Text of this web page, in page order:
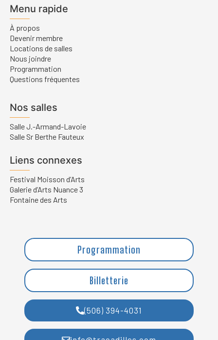
Menu rapide
À propos
Devenir membre
Locations de salles
Nous joindre
Programmation
Questions fréquentes
Nos salles
Salle J.-Armand-Lavoie
Salle Sr Berthe Fauteux
Liens connexes
Festival Moisson d’Arts
Galerie d’Arts Nuance 3
Fontaine des Arts
Programmation
Billetterie
(506) 394-4031